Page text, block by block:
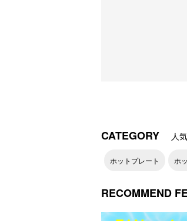
CATEGORY 人
ホットプレート ホ
RECOMMEND